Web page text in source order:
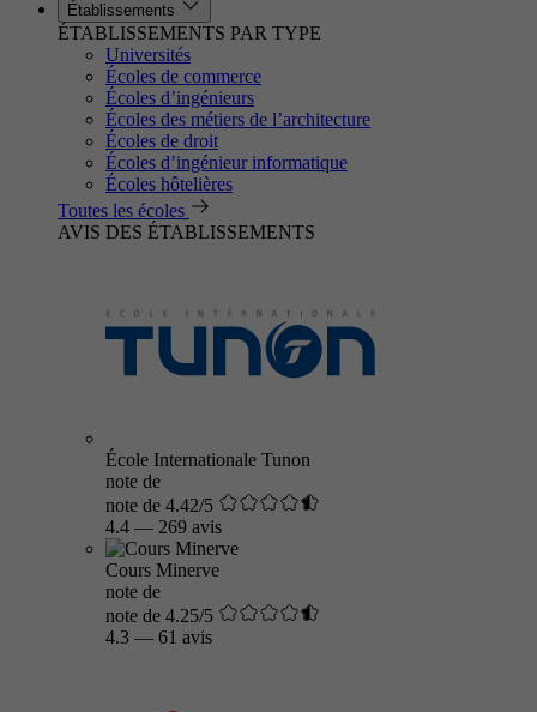
Établissements
ÉTABLISSEMENTS PAR TYPE
Universités
Écoles de commerce
Écoles d’ingénieurs
Écoles des métiers de l’architecture
Écoles de droit
Écoles d’ingénieur informatique
Écoles hôtelières
Toutes les écoles
AVIS DES ÉTABLISSEMENTS
École Internationale Tunon
note de
note de 4.42/5
4.4 — 269 avis
Cours Minerve
note de
note de 4.25/5
4.3 — 61 avis